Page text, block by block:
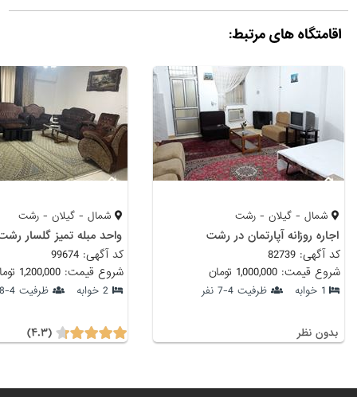
اقامتگاه های مرتبط:
شمال - گیلان - رشت
اجاره روزانه آپارتمان در رشت
کد آگهی: 82739
شروع قیمت: 1,000,000 تومان
1 خوابه ظرفیت 4-7 نفر
بدون نظر
شمال - گیلان - رشت
واحد مبله تمیز گلسار
کد آگهی: 99674
شروع قیمت: 1,200,000 تومان
2 خوابه ظرفیت 4-8 نفر
(۴.۳)